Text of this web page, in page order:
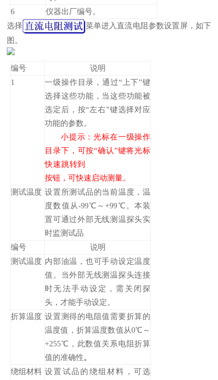
6
仪器出厂编号。
选择
菜单进入直流电阻参数设置屏，如下
图。
编号
说明
1
一级操作目录，通过“上下”键
选择这些功能，当这些功能被
选定后，按“左右”键选择对应
功能的参数。
小提示：光标在一级操作
目录下，可按“确认”键将光标
快速跳转到
按钮，可快速启动测量。
测试温度 设置所测试品的当前温度，温
度数值从-99℃～+99℃。本装
置可通过外部无线测温探头实
时监测试品
编号
说明
测试温度 内部油温，也可手动设定温度
值。当外部无线测温探头连接
时无法手动设定，需关闭探
头，才能手动设定。
折算温度 设置测得的电阻值需要折算的
温度值，折算温度数值从0℃～
+255℃，此数值关系电阻折算
值的准确性。
绕组材料 设置试品的绕组材料，可选